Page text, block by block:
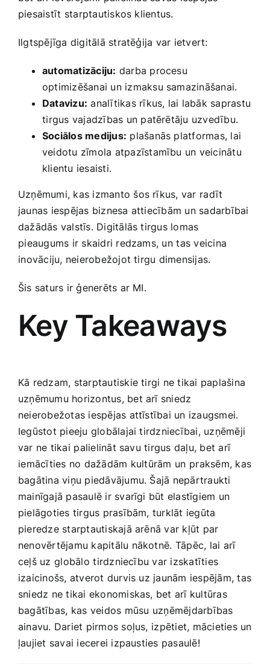
piesaistīt⁤ starptautiskos klientus.
Ilgtspējīga‌ digitālā stratēģija var ietvert:
automatizāciju: darba‍ procesu
optimizēšanai un izmaksu samazināšanai.
Datavizu: analītikas rīkus, lai labāk saprastu
⁣tirgus​ vajadzības un patērētāju uzvedību.
Sociālos medijus: plašanās platformas, lai‍
veidotu zīmola atpazīstamību un veicinātu
klientu iesaisti.
Uzņēmumi, kas izmanto šos rīkus, var⁢ radīt
jaunas iespējas biznesa attiecībām un sadarbībai
dažādās‌ valstīs. Digitālās tirgus lomas
⁢pieaugums‍ ir skaidri redzams, un⁣ tas veicina
⁢inovāciju, neierobežojot tirgu dimensijas.
Šis saturs ir ģenerēts ar MI.
Key Takeaways
Kā redzam, starptautiskie tirgi ne tikai paplašina
uzņēmumu horizontus, bet​ arī sniedz⁢
neierobežotas iespējas attīstībai ‍un ‍izaugsmei.
Iegūstot ​pieeju globālajai tirdzniecībai, uzņēmēji
var ‍ne tikai ⁣palielināt savu tirgus daļu, ‌bet arī
⁣iemācīties no dažādām ⁢kultūrām⁣ un⁢ praksēm, kas
bagātina viņu piedāvājumu. Šajā nepārtraukti
mainīgajā pasaulē‌ ir svarīgi būt elastīgiem un
pielāgoties tirgus prasībām, turklāt ‌iegūta​
pieredze starptautiskajā arēnā var kļūt⁣ par
‌nenovērtējamu kapitālu nākotnē.⁢ Tāpēc, lai arī
ceļš uz ⁤globālo ⁢tirdzniecību var izskatīties‌
izaicinošs,‍ atverot durvis uz‍ jaunām iespējām, tas
sniedz ne tikai ekonomiskas, bet arī kultūras
bagātības, ⁣kas ‌veidos⁣ mūsu uzņēmējdarbības ​
ainavu. Dariet pirmos​ soļus,⁣ izpētiet, mācieties un
ļaujiet savai iecerei izpausties pasaulē!